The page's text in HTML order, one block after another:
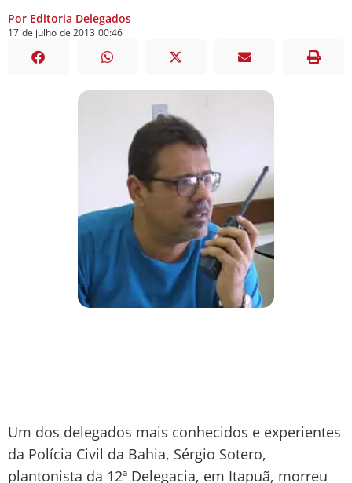
Por Editoria Delegados
17 de julho de 2013 00:46
Um dos delegados mais conhecidos e experientes
da Polícia Civil da Bahia, Sérgio Sotero,
plantonista da 12ª Delegacia, em Itapuã, morreu